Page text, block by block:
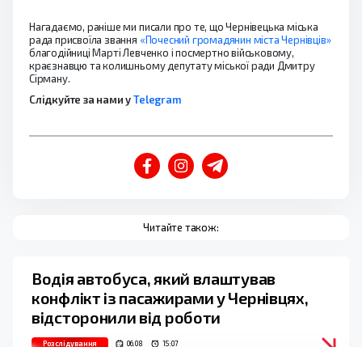
Нагадаємо, раніше ми писали про те, що Чернівецька міська
рада присвоїла звання «Почесний громадянин міста Чернівців»
благодійниці Марті Левченко і посмертно військовому,
краєзнавцю та колишньому депутату міської ради Дмитру
Сірману.
Слідкуйте за нами уTelegram
Читайте також:
Водія автобуса, який влаштував
конфлікт із пасажирами у Чернівцях,
відсторонили від роботи
Розслідування 06.08 15:07